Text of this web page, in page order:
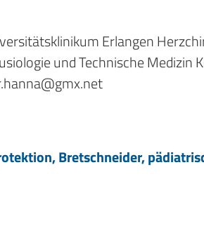
Erlangen
und Technische Medizin
Bretschneider,